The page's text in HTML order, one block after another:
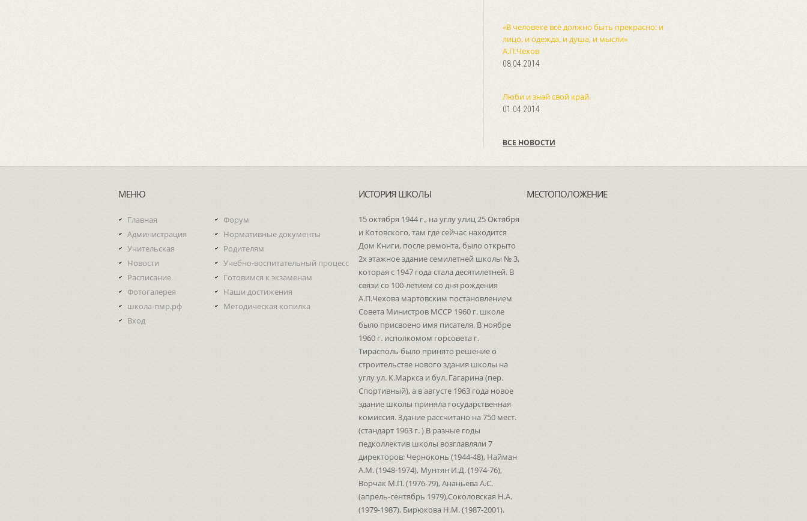
«В человеке всё должно быть прекрасно: и
лицо, и одежда, и душа, и мысли»
А.П.Чехов
08.04.2014
Люби и знай свой край.
01.04.2014
ВСЕ НОВОСТИ
МЕНЮ
Главная
Администрация
Учительская
Новости
Расписание
Фотогалерея
школа-пмр.рф
Вход
Форум
Нормативные документы
Родителям
Учебно-воспитательный процесс
Готовимся к экзаменам
Наши достижения
Методическая копилка
ИСТОРИЯ ШКОЛЫ
15 октября 1944 г., на углу улиц 25 Октября
и Котовского, там где сейчас находится
Дом Книги, после ремонта, было открыто
2х этажное здание семилетней школы № 3,
которая с 1947 года стала десятилетней. В
связи со 100-летием со дня рождения
А.П.Чехова мартовским постановлением
Совета Министров МССР 1960 г. школе
было присвоено имя писателя. В ноябре
1960 г. исполкомом горсовета г.
Тирасполь было принято решение о
строительстве нового здания школы на
углу ул. К.Маркса и бул. Гагарина (пер.
Спортивный), а в августе 1963 года новое
здание школы приняла государственная
комиссия. Здание рассчитано на 750 мест.
(стандарт 1963 г. ) В разные годы
педколлектив школы возглавляли 7
директоров: Черноконь (1944-48), Найман
А.М. (1948-1974), Мунтян И.Д. (1974-76),
Ворчак М.П. (1976-79), Ананьева А.С.
(апрель-сентябрь 1979),Соколовская Н.А.
(1979-1987), Бирюкова Н.М. (1987-2001).
МЕСТОПОЛОЖЕНИЕ